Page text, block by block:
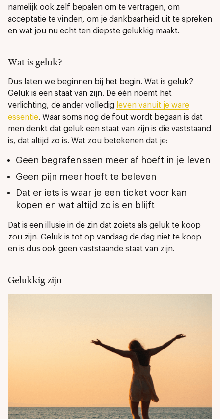
namelijk ook zelf bepalen om te vertragen, om
acceptatie te vinden, om je dankbaarheid uit te spreken
en wat jou nu echt ten diepste gelukkig maakt.
Wat is geluk?
Dus laten we beginnen bij het begin. Wat is geluk?
Geluk is een staat van zijn. De één noemt het
verlichting, de ander volledig leven vanuit je ware
essentie. Waar soms nog de fout wordt begaan is dat
men denkt dat geluk een staat van zijn is die vaststaand
is, dat altijd zo is. Wat zou betekenen dat je:
Geen begrafenissen meer af hoeft in je leven
Geen pijn meer hoeft te beleven
Dat er iets is waar je een ticket voor kan
kopen en wat altijd zo is en blijft
Dat is een illusie in de zin dat zoiets als geluk te koop
zou zijn. Geluk is tot op vandaag de dag niet te koop
en is dus ook geen vaststaande staat van zijn.
Gelukkig zijn